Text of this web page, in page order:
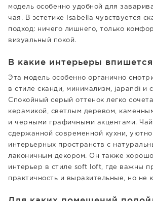
модель особенно удобной для
чая. В эстетике Isabella чувствуется
подход: ничего лишнего, только
визуальный покой.
В какие интерьеры впишется
Эта модель особенно органично
в стиле сканди, минимализм, japandi и
Спокойный серый оттенок легко
керамикой, светлым деревом,
и черными графичными акцентами.
сдержанной современной кухни,
интерьерных пространств с
лаконичным декором. Он также
интерьер в стиле soft loft, где важны
практичность и выразительные, но не